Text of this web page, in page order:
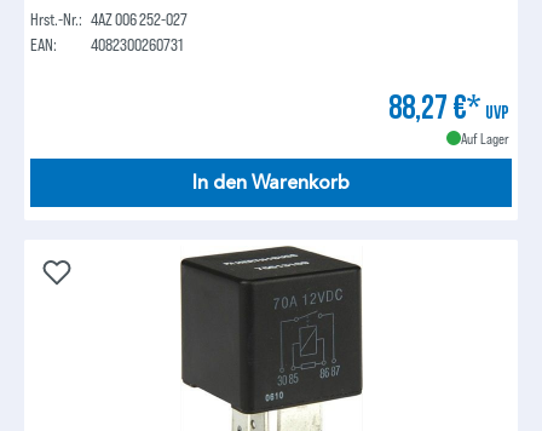
Hrst.-Nr.: 4AZ 006 252-027
EAN:
4082300260731
88,27 €* UVP
Auf Lager
In den Warenkorb